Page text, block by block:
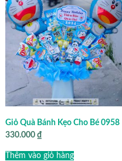
Giỏ Quà Bánh Kẹo Cho Bé 0958
330.000 ₫
Thêm vào giỏ hàng